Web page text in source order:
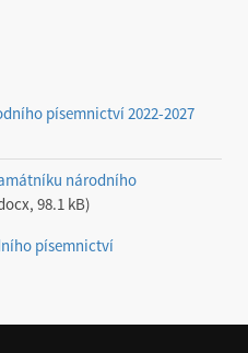
písemnictví 2022-2027
národního
98.1 kB
písemnictví